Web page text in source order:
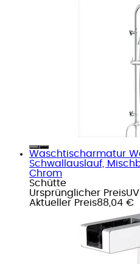
Waschtischarmatur
Schwallauslauf,
Chrom
Schütte
Ursprünglicher Preis
Aktueller Preis88,04 €